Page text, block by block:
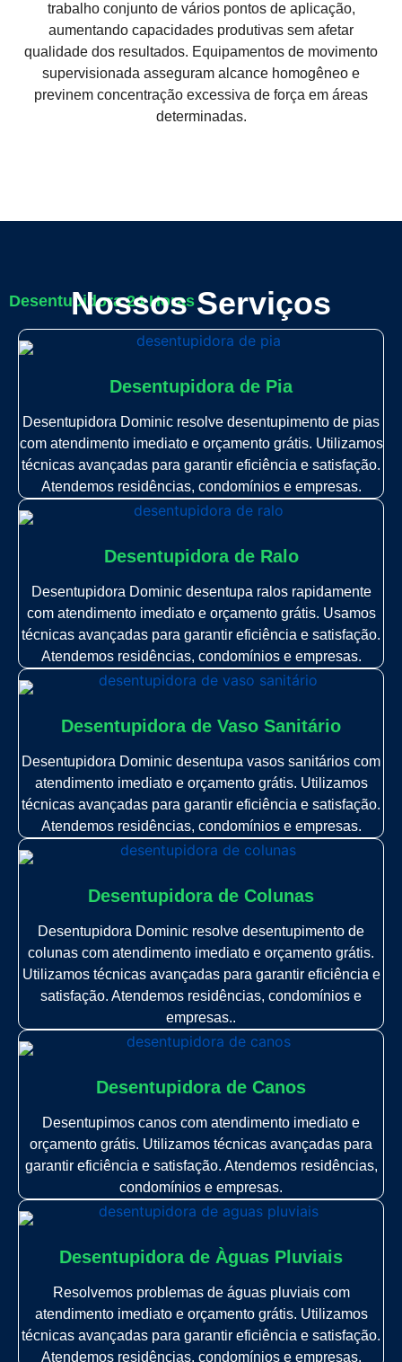
trabalho conjunto de vários pontos de aplicação,
aumentando capacidades produtivas sem afetar
qualidade dos resultados. Equipamentos de movimento
supervisionada asseguram alcance homogêneo e
previnem concentração excessiva de força em áreas
determinadas.
Desentupidora 24 Horas
Nossos Serviços
Desentupidora de Pia
Desentupidora Dominic resolve desentupimento de pias
com atendimento imediato e orçamento grátis. Utilizamos
técnicas avançadas para garantir eficiência e satisfação.
Atendemos residências, condomínios e empresas.
Desentupidora de Ralo
Desentupidora Dominic desentupa ralos rapidamente
com atendimento imediato e orçamento grátis. Usamos
técnicas avançadas para garantir eficiência e satisfação.
Atendemos residências, condomínios e empresas.
Desentupidora de Vaso Sanitário
Desentupidora Dominic desentupa vasos sanitários com
atendimento imediato e orçamento grátis. Utilizamos
técnicas avançadas para garantir eficiência e satisfação.
Atendemos residências, condomínios e empresas.
Desentupidora de Colunas
Desentupidora Dominic resolve desentupimento de
colunas com atendimento imediato e orçamento grátis.
Utilizamos técnicas avançadas para garantir eficiência e
satisfação. Atendemos residências, condomínios e
empresas..
Desentupidora de Canos
Desentupimos canos com atendimento imediato e
orçamento grátis. Utilizamos técnicas avançadas para
garantir eficiência e satisfação. Atendemos residências,
condomínios e empresas.
Desentupidora de Àguas Pluviais
Resolvemos problemas de águas pluviais com
atendimento imediato e orçamento grátis. Utilizamos
técnicas avançadas para garantir eficiência e satisfação.
Atendemos residências, condomínios e empresas.